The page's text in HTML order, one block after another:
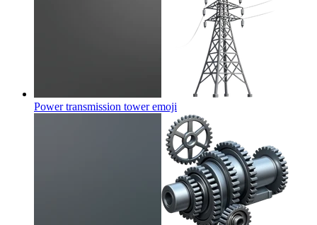
Power transmission toweremoji